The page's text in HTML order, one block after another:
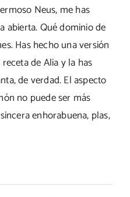
Neus, me has
abierta. Qué dominio de
Has hecho una versión
de Alia y la has
de verdad. El aspecto
no puede ser más
enhorabuena, plas,